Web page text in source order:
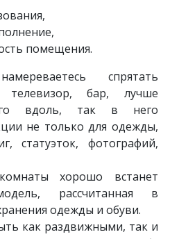
помещения.
спрятать
телевизор, бар, лучше
вдоль, так в него
не только для одежды,
статуэток, фотографий,
хорошо встанет
рассчитанная в
одежды и обуви.
как раздвижными, так и